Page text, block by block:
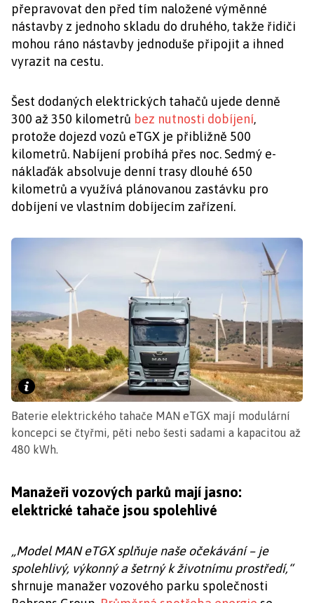
přepravovat den před tím naložené výměnné
nástavby z jednoho skladu do druhého, takže řidiči
mohou ráno nástavby jednoduše připojit a ihned
vyrazit na cestu.
Šest dodaných elektrických tahačů ujede denně
300 až 350 kilometrů bez nutnosti dobíjení,
protože dojezd vozů eTGX je přibližně 500
kilometrů. Nabíjení probíhá přes noc. Sedmý e-
náklaďák absolvuje denní trasy dlouhé 650
kilometrů a využívá plánovanou zastávku pro
dobíjení ve vlastním dobíjecím zařízení.
Baterie elektrického tahače MAN eTGX mají modulární
koncepci se čtyřmi, pěti nebo šesti sadami a kapacitou až
480 kWh.
Manažeři vozových parků mají jasno:
elektrické tahače jsou spolehlivé
„Model MAN eTGX splňuje naše očekávání – je
spolehlivý, výkonný a šetrný k životnímu prostředí,“
shrnuje manažer vozového parku společnosti